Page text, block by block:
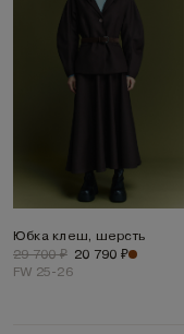
Юбка клеш, шерсть
29 700 ₽ 20 790 ₽
FW 25-26